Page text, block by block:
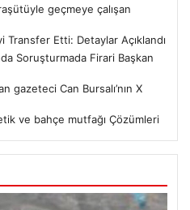
geçmeye çalışan
Transfer Etti: Detaylar Açıklandı
Soruşturmada Firari Başkan
gazeteci Can Bursalı’nın X
ve bahçe mutfağı Çözümleri